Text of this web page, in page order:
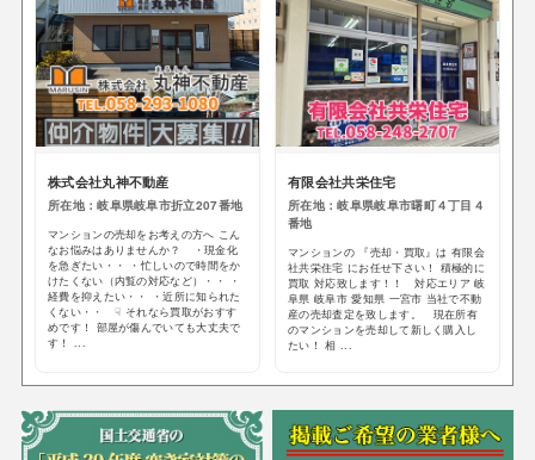
株式会社丸神不動産
所在地：岐阜県岐阜市折立207番地
マンションの売却をお考えの方へ こん
なお悩みはありませんか？ ・現金化
を急ぎたい・・ ・忙しいので時間をか
けたくない（内覧の対応など）・・ ・
経費を抑えたい・・ ・近所に知られた
くない・・ ☟ それなら買取がおすす
めです！ 部屋が傷んでいても大丈夫で
す！ ...
有限会社共栄住宅
所在地：岐阜県岐阜市曙町４丁目４
番地
マンションの 『売却・買取』は 有限会
社共栄住宅 にお任せ下さい！ 積極的に
買取 対応致します！！ 対応エリア 岐
阜県 岐阜市 愛知県 一宮市 当社で不動
産の売却査定を致します。 現在所有
のマンションを売却して新しく購入し
たい！ 相 ...